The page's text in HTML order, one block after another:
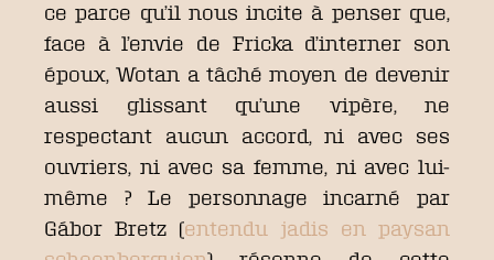
ce parce qu’il nous incite à penser que,
face à l’envie de Fricka d’interner son
époux, Wotan a tâché moyen de devenir
aussi glissant qu’une vipère, ne
respectant aucun accord, ni avec ses
ouvriers, ni avec sa femme, ni avec lui-
même ? Le personnage incarné par
Gábor Bretz (entendu jadis en paysan